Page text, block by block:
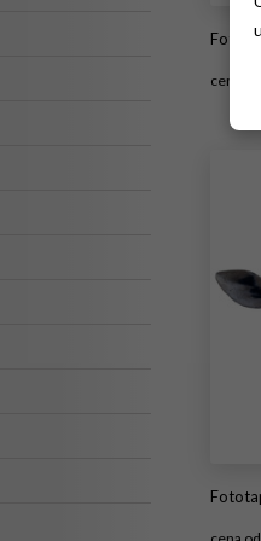
Fototapeta premium
cena od